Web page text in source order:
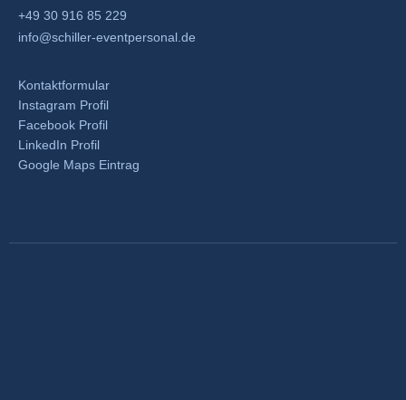
+49 30 916 85 229
info@schiller-eventpersonal.de
Kontaktformular
Instagram Profil
Facebook Profil
LinkedIn Profil
Google Maps Eintrag